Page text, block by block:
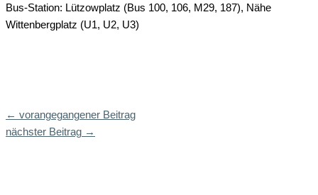
Bus-Station: Lützowplatz (Bus 100, 106, M29, 187), Nähe
Wittenbergplatz (U1, U2, U3)
← vorangegangener Beitrag
nächster Beitrag →